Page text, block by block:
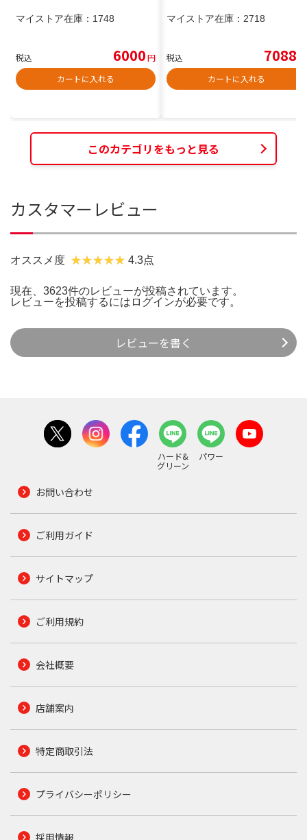
マイストア在庫： 1748
税込 6000円
カートに入れる
マイストア在庫： 2718
税込 7088
カートに入れる
このカテゴリをもっと見る
カスタマーレビュー
オススメ度 4.3点
現在、3623件のレビューが投稿されています。
レビューを投稿するには ログインが必要です。
レビューを書く
ハード&
グリーン
パワー
お問い合わせ
ご利用ガイド
サイトマップ
ご利用規約
会社概要
店舗案内
特定商取引法
プライバシーポリシー